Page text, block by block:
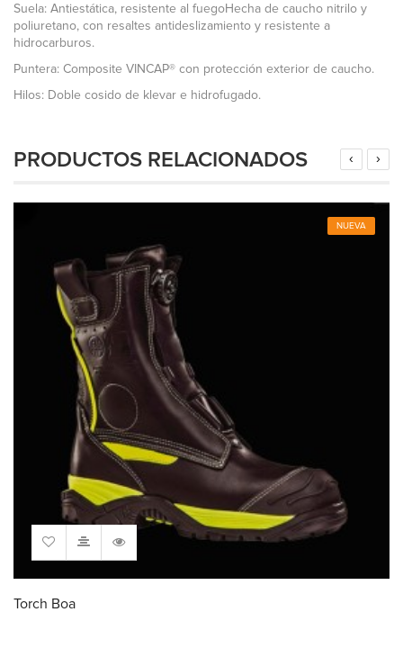
Suela: Antiestática, resistente al fuegoHecha de caucho nitrilo y
poliuretano, con resaltes antideslizamiento y resistente a
hidrocarburos.
Puntera: Composite VINCAP® con protección exterior de caucho.
Hilos: Doble cosido de klevar e hidrofugado.
PRODUCTOS RELACIONADOS ‹ ›
NUEVA
Torch Boa